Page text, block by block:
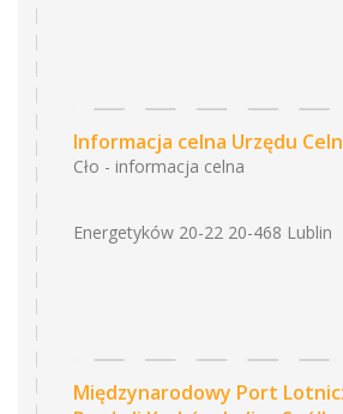
Informacja celna Urzędu
Cło - informacja celna
Energetyków 20-22 20-468 Lublin
Międzynarodowy Port